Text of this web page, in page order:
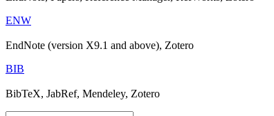
ENW
EndNote (version X9.1 and above), Zotero
BIB
BibTeX, JabRef, Mendeley, Zotero